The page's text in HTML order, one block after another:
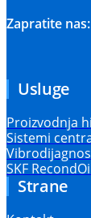
Zapratite nas:
Usluge
Proizvodnja
Sistemi
SKF
Strane